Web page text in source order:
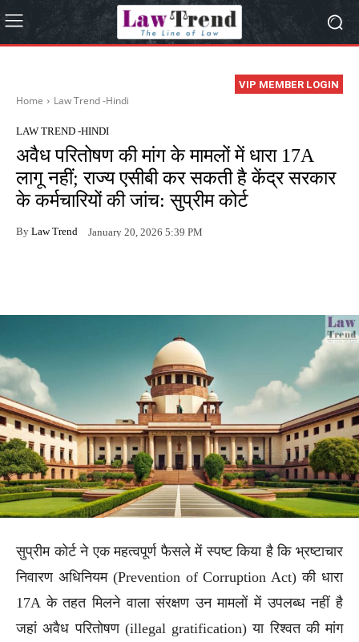
VIP MEMBER LOGIN
Home Law Trend -Hindi
LAW TREND -HINDI
अवैध परितोषण की मांग के मामलों में धारा 17A
लागू नहीं; राज्य एसीबी कर सकती है केंद्र सरकार
के कर्मचारियों की जांच: सुप्रीम कोर्ट
By Law Trend January 20, 2026 5:39 PM
सुप्रीम कोर्ट ने एक महत्वपूर्ण फैसले में स्पष्ट किया है कि भ्रष्टाचार
निवारण अधिनियम (Prevention of Corruption Act) की धारा
17A के तहत मिलने वाला संरक्षण उन मामलों में उपलब्ध नहीं है
जहां अवैध परितोषण (illegal gratification) या रिश्वत की मांग